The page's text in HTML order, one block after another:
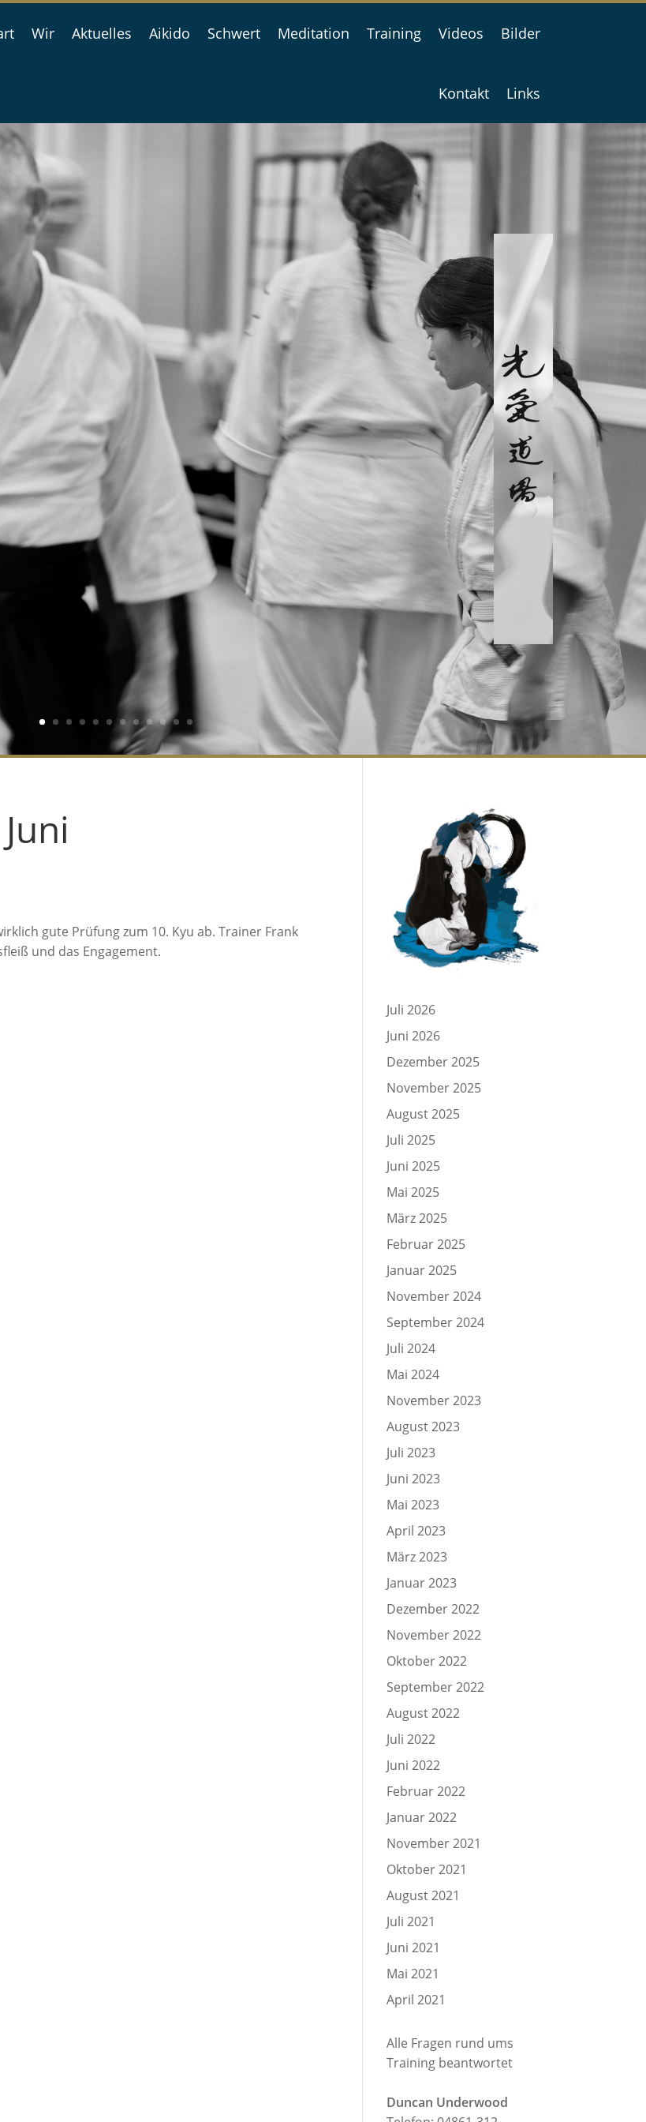
Wir Aktuelles Aikido Schwert Meditation Training Videos Bilder
Kontakt Links
gute Prüfung zum 10. Kyu ab. Trainer Frank
und das Engagement.
Juli 2026
Juni 2026
Dezember 2025
November 2025
August 2025
Juli 2025
Juni 2025
Mai 2025
März 2025
Februar 2025
Januar 2025
November 2024
September 2024
Juli 2024
Mai 2024
November 2023
August 2023
Juli 2023
Juni 2023
Mai 2023
April 2023
März 2023
Januar 2023
Dezember 2022
November 2022
Oktober 2022
September 2022
August 2022
Juli 2022
Juni 2022
Februar 2022
Januar 2022
November 2021
Oktober 2021
August 2021
Juli 2021
Juni 2021
Mai 2021
April 2021
Alle Fragen rund ums
Training beantwortet
Duncan Underwood